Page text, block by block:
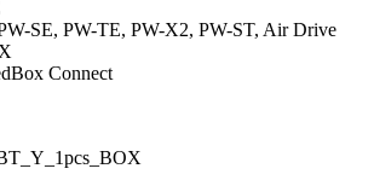
SE, PW-TE, PW-X2, PW-ST, Air Drive
Connect